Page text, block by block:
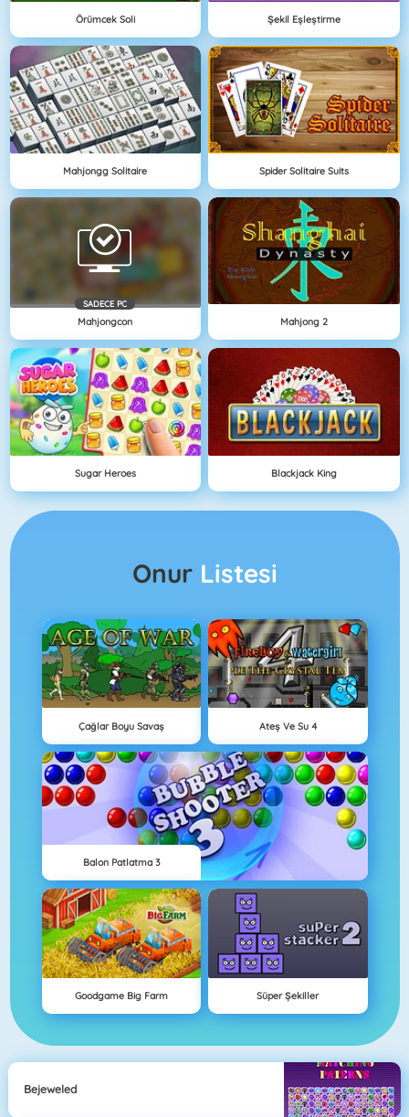
Örümcek Soli Şekil Eşleştirme
Mahjongg Solitaire Spider Solitaire Suits
SADECE PC
Mahjongcon Mahjong 2
Sugar Heroes Blackjack King
Onur Listesi
Çağlar Boyu Savaş Ateş Ve Su 4
Balon Patlatma 3
Goodgame Big Farm Süper Şekiller
Bejeweled